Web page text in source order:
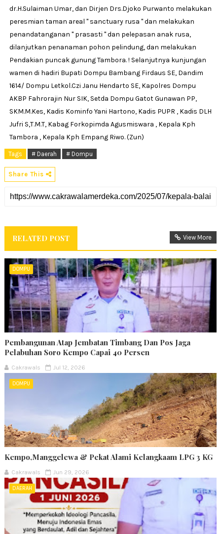
dr.H.Sulaiman Umar, dan Dirjen Drs.Djoko Purwanto melakukan
peresmian taman areal " sanctuary rusa " dan melakukan
penandatanganan " prasasti " dan pelepasan anak rusa,
dilanjutkan penanaman pohon pelindung, dan melakukan
Pendakian puncak gunung Tambora. ! Selanjutnya kunjungan
wamen di hadiri Bupati Dompu Bambang Firdaus SE, Dandim
1614/ Dompu Letkol.Czi Janu Hendarto SE, Kapolres Dompu
AKBP Fahrorajin Nur SIK, Setda Dompu Gatot Gunawan PP,
SKM.M.Kes, Kadis Kominfo Yani Hartono, Kadis PUPR , Kadis DLH
Jufri S,T.M.T, Kabag Forkopimda Agusmiswara , Kepala Kph
Tambora , Kepala Kph Empang Riwo. (Zun)
Tags # Daerah # Dompu
Share This
RELATED POST View More
DOMPU
Pembangunan Atap Jembatan Timbang Dan Pos Jaga
Pelabuhan Soro Kempo Capai 40 Persen
Cakrawals Jul 12, 2026
DOMPU
Kempo,Manggelewa & Pekat Alami Kelangkaam LPG 3 KG
Cakrawals Jun 29, 2026
DAERAH